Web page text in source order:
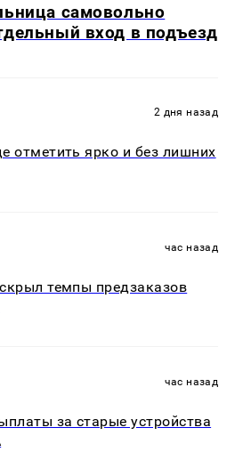
самовольно
вход в подъезд
2 дня назад
отметить ярко и без лишних
час назад
темпы предзаказов
час назад
за старые устройства